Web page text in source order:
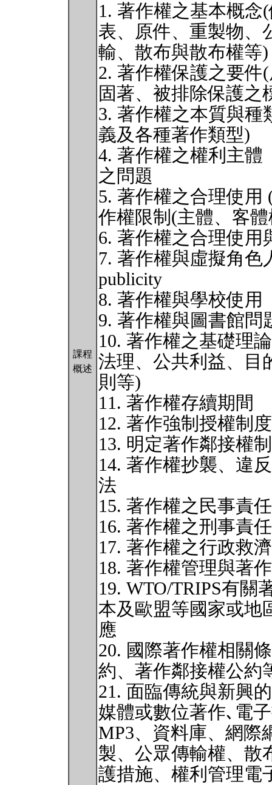
課程
概述
1. 著作權之基本概
表、原件、重製物、
輸、散布與散布權等)
2. 著作權保護之要件
固著、被排除保護之
3. 著作權之本質與種
義及各種著作類型)
4. 著作權之權利主體
之問題
5. 著作權之合理使用
作權限制(主體、客
6. 著作權之合理使用
7. 著作權與虛擬角色
publicity
8. 著作權與學校使用
9. 著作權與圖書館問
10. 著作權之基礎理
法理、公共利益、目
則等)
11. 著作權存續期間
12. 著作強制授權制度
13. 明定著作鄰接權
14. 著作權抄襲、違
法
15. 著作權之民事責任
16. 著作權之刑事責任
17. 著作權之行政救濟
18. 著作權管理與著
19. WTO/TRIPS有關
本及歐盟等國家或地
應
20. 國際著作權相關
約、著作鄰接權公約
21. 面臨傳統與新興
媒體或數位著作､電
MP3、資料庫、網際
製、公眾傳輸權、散
護措施、權利管理電